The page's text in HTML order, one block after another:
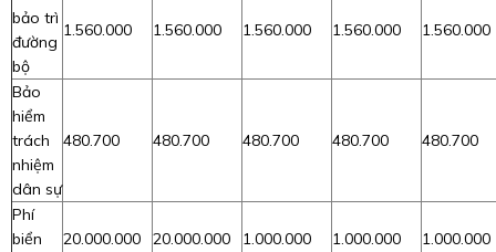
bảo trì
đường
bộ
1.560.000 1.560.000 1.560.000 1.560.000 1.560.000
Bảo
hiểm
trách
nhiệm
dân sự
480.700 480.700 480.700 480.700 480.700
Phí
biển
20.000.000 20.000.000 1.000.000 1.000.000 1.000.000